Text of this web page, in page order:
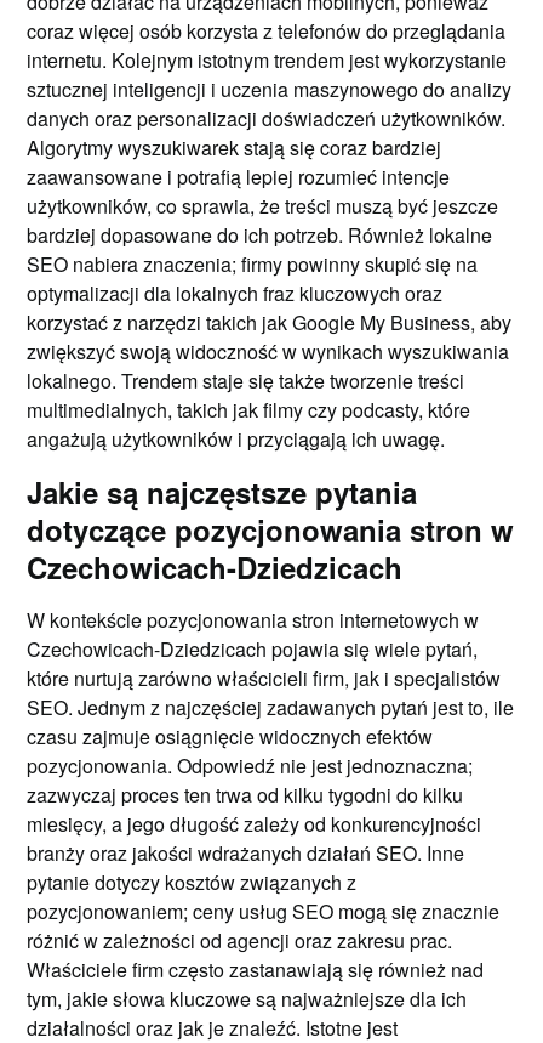
coraz więcej osób korzysta z telefonów do przeglądania
internetu. Kolejnym istotnym trendem jest wykorzystanie
sztucznej inteligencji i uczenia maszynowego do analizy
danych oraz personalizacji doświadczeń użytkowników.
Algorytmy wyszukiwarek stają się coraz bardziej
zaawansowane i potrafią lepiej rozumieć intencje
użytkowników, co sprawia, że treści muszą być jeszcze
bardziej dopasowane do ich potrzeb. Również lokalne
SEO nabiera znaczenia; firmy powinny skupić się na
optymalizacji dla lokalnych fraz kluczowych oraz
korzystać z narzędzi takich jak Google My Business, aby
zwiększyć swoją widoczność w wynikach wyszukiwania
lokalnego. Trendem staje się także tworzenie treści
multimedialnych, takich jak filmy czy podcasty, które
angażują użytkowników i przyciągają ich uwagę.
Jakie są najczęstsze pytania
dotyczące pozycjonowania stron w
Czechowicach-Dziedzicach
W kontekście pozycjonowania stron internetowych w
Czechowicach-Dziedzicach pojawia się wiele pytań,
które nurtują zarówno właścicieli firm, jak i specjalistów
SEO. Jednym z najczęściej zadawanych pytań jest to, ile
czasu zajmuje osiągnięcie widocznych efektów
pozycjonowania. Odpowiedź nie jest jednoznaczna;
zazwyczaj proces ten trwa od kilku tygodni do kilku
miesięcy, a jego długość zależy od konkurencyjności
branży oraz jakości wdrażanych działań SEO. Inne
pytanie dotyczy kosztów związanych z
pozycjonowaniem; ceny usług SEO mogą się znacznie
różnić w zależności od agencji oraz zakresu prac.
Właściciele firm często zastanawiają się również nad
tym, jakie słowa kluczowe są najważniejsze dla ich
działalności oraz jak je znaleźć. Istotne jest